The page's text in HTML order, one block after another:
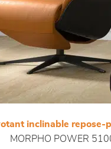
inclinable repose-
MORPHO POWER